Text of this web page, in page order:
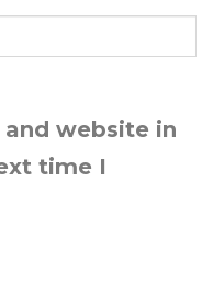
and website in
time I